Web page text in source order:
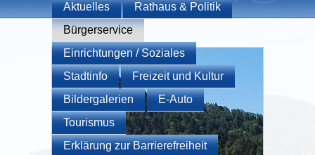
Aktuelles
Rathaus & Politik
Bürgerservice
Einrichtungen / Soziales
Stadtinfo
Freizeit und Kultur
Bildergalerien
E-Auto
Tourismus
Erklärung zur Barrierefreiheit